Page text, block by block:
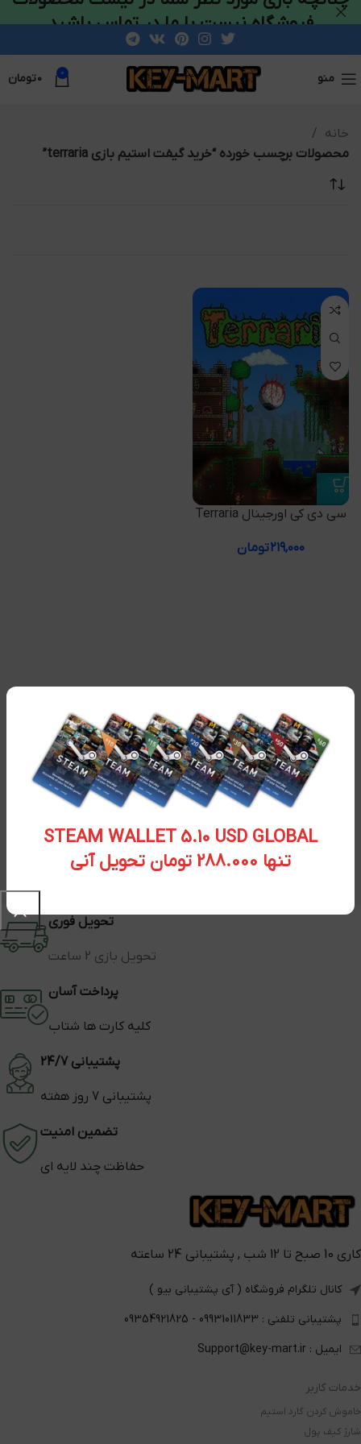
STEAM WALLET 5.10 USD GLOBAL
تنها 288.000 تومان تحویل آنی
منو 0 ۰تومان
خانه
محصولات برچسب خورده “خرید گیفت استیم بازی terraria”
سی دی کی اورجینال Terraria
۲۱۹,۰۰۰تومان
تحویل فوری
تحویل بازی 2 ساعت
پرداخت آسان
کلیه کارت ها شتاب
پشتیبانی 24/7
پشتیبانی 7 روز هفته
تضمین امنیت
حفاظت چند لایه ای
کاری 10 صبح تا 12 شب , پشتیبانی 24 ساعته
کانال تلگرام فروشگاه ( آی پشتیبانی بیو )
پشتیبانی تلفنی : 09931011833 - 09354921825
ایمیل : Support@key-mart.ir
خدمات کاربر
خاموش کردن گارد استیم
شارژ کیف پول
فروشگاه نیست با ما در تماس باشید